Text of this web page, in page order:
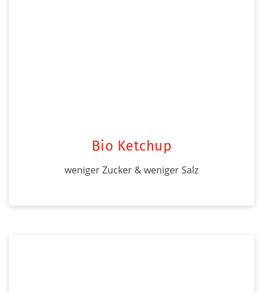
Bio Ketchup
weniger Zucker & weniger Salz